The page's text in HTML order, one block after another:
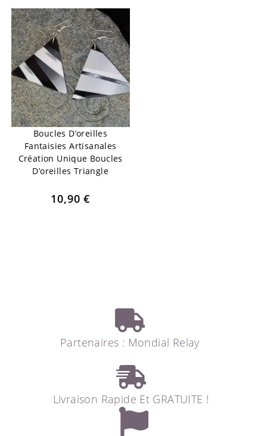
Boucles D’oreilles
Fantaisies Artisanales
Création Unique Boucles
D’oreilles Triangle
10,90€
Partenaires : Mondial Relay
Livraison Rapide Et GRATUITE !